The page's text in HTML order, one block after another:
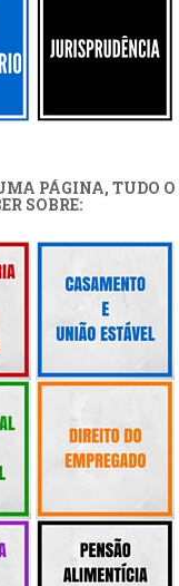
PÁGINA, TUDO O
SOBRE: